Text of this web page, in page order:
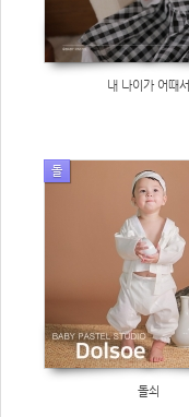
내 나이가 어때서
돌
돌쇠